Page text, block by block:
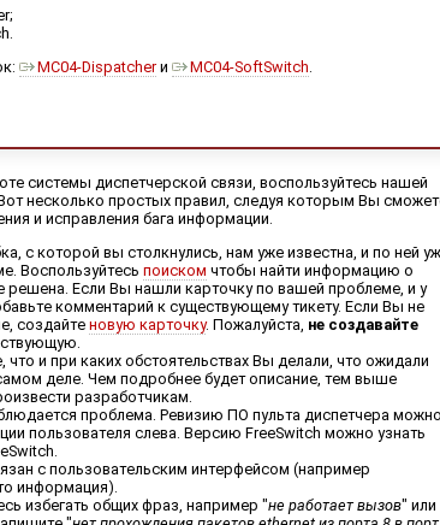
MC04-Dispatcher и MC04-SoftSwitch.
системы диспетчерской связи, воспользуйтесь нашей
несколько простых правил, следуя которым Вы
и исправления бага информации.
с которой вы столкнулись, нам уже известна, и по ней
Воспользуйтесьпоиском чтобы найти информацию о
Если Вы нашли карточку по вашей проблеме, и у
комментарий к существующему тикету. Если Вы не
создайтеновую карточку. Пожалуйста, не создавайте
что и при каких обстоятельствах Вы делали, что ожидали
деле. Чем подробнее будет описание, тем выше
разработчикам.
проблема. Ревизию ПО пульта диспетчера можно
пользователя слева. Версию FreeSwitch можно узнать
с пользовательским интерфейсом (например
информация).
избегать общих фраз, например "не работает вызов" или